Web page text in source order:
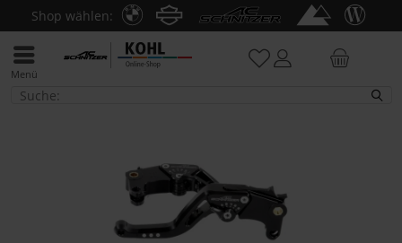
Shop wählen:
Menü
R nineT 2014-16